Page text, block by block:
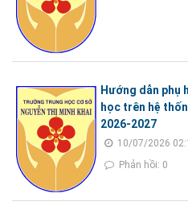
Hướng dẫn phụ
học trên hệ
2026-2027
10/07/2026
Phản hồi: 0